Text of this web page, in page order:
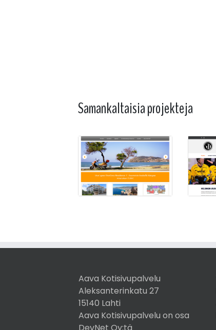
Samankaltaisia projekteja
Aava Kotisivupalvelu
Aleksanterinkatu 27
15140 Lahti
Aava Kotisivupalvelu on osa